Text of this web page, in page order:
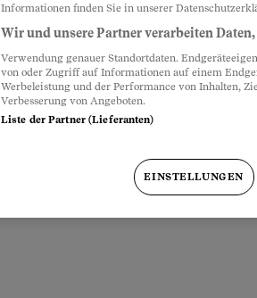
Informationen finden Sie in unserer
Wir und unsere Partner verarbeiten
Verwendung genauer Standortdaten.
von oder Zugriff auf Informationen auf einem
Werbeleistung und der Performance von Inhalten,
Verbesserung von Angeboten.
Liste der Partner (Lieferanten)
EINSTELLUNGEN